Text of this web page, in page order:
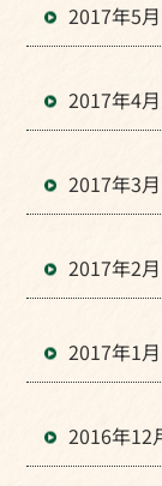
2017年5月
2017年4月
2017年3月
2017年2月
2017年1月
2016年12